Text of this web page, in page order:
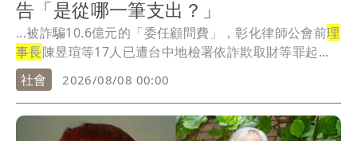
告「是從哪一筆支出？」
...被詐騙10.6億元的「委任顧問費」，彰化律師公會前理
事長陳昱瑄等17人已遭台中地檢署依詐欺取財等罪起...
社會
2026/08/08 00:00